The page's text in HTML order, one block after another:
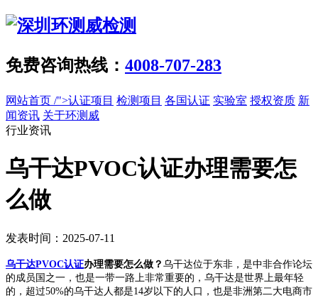
免费咨询热线： 4008-707-283
网站首页 /">认证项目 检测项目 各国认证 实验室 授权资质 新
闻资讯 关于环测威
行业资讯
乌干达PVOC认证办理需要怎
么做
发表时间：2025-07-11
乌干达PVOC认证办理需要怎么做？ 乌干达位于东非，是中非合作论坛
的成员国之一，也是一带一路上非常重要的，乌干达是世界上最年轻
的，超过50%的乌干达人都是14岁以下的人口，也是非洲第二大电商市